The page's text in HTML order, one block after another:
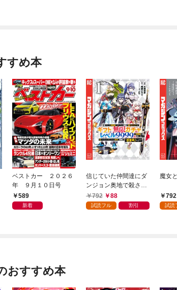
すめ本
ベストカー ２０２６
年 ９月１０日号
589
新着
信じていた仲間達にダ
ンジョン奥地で殺され
かけたがギフト『無限
ガチャ』でレベル９９
792 88
試読フル 割引
魔女
792
試読
おすすめ本